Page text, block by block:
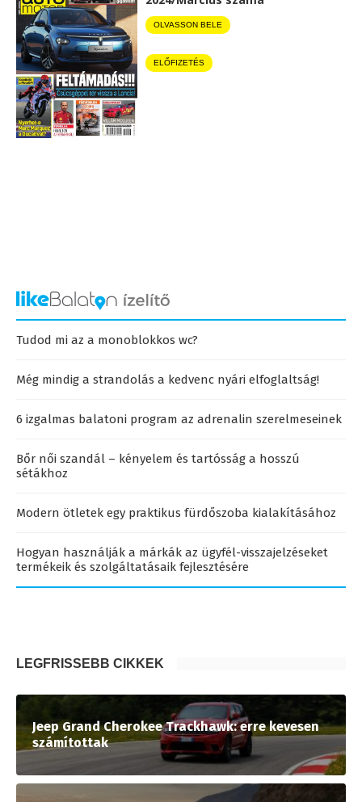
OLVASSON BELE
ELŐFIZETÉS
Tudod mi az a monoblokkos wc?
Még mindig a strandolás a kedvenc nyári elfoglaltság!
6 izgalmas balatoni program az adrenalin szerelmeseinek
Bőr női szandál – kényelem és tartósság a hosszú
sétákhoz
Modern ötletek egy praktikus fürdőszoba kialakításához
Hogyan használják a márkák az ügyfél-visszajelzéseket
termékeik és szolgáltatásaik fejlesztésére
LEGFRISSEBB CIKKEK
Jeep Grand Cherokee Trackhawk: erre kevesen
számítottak